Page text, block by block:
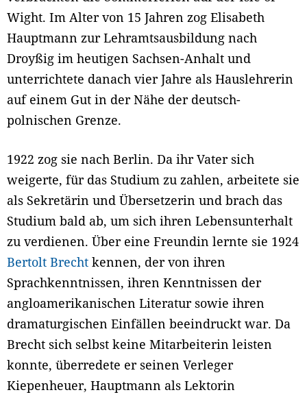
Wight. Im Alter von 15 Jahren zog Elisabeth
Hauptmann zur Lehramtsausbildung nach
Droyßig im heutigen Sachsen-Anhalt und
unterrichtete danach vier Jahre als Hauslehrerin
auf einem Gut in der Nähe der deutsch-
polnischen Grenze.
1922 zog sie nach Berlin. Da ihr Vater sich
weigerte, für das Studium zu zahlen, arbeitete sie
als Sekretärin und Übersetzerin und brach das
Studium bald ab, um sich ihren Lebensunterhalt
zu verdienen. Über eine Freundin lernte sie 1924
Bertolt Brecht kennen, der von ihren
Sprachkenntnissen, ihren Kenntnissen der
angloamerikanischen Literatur sowie ihren
dramaturgischen Einfällen beeindruckt war. Da
Brecht sich selbst keine Mitarbeiterin leisten
konnte, überredete er seinen Verleger
Kiepenheuer, Hauptmann als Lektorin